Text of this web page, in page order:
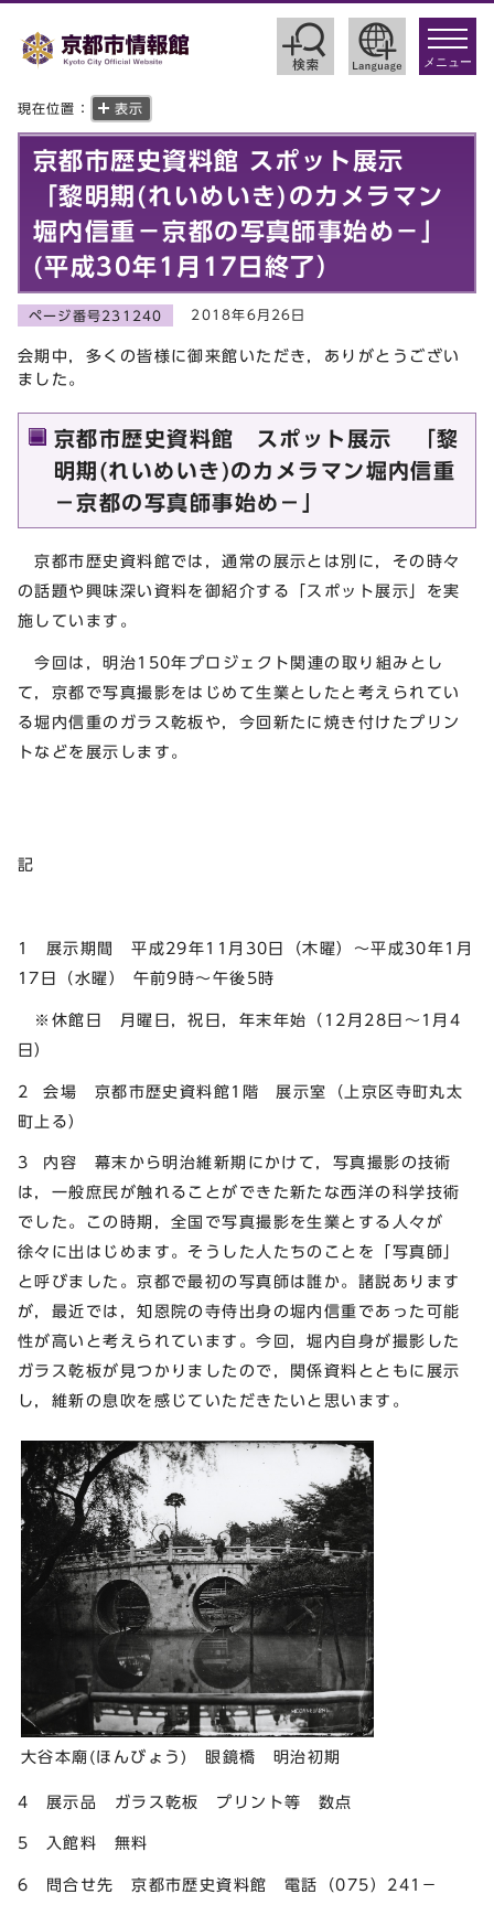
toggle
メニュー
現在位置： 表示
京都市歴史資料館 スポット展示
「黎明期(れいめいき)のカメラマン
堀内信重－京都の写真師事始め－」
(平成30年1月17日終了）
ページ番号231240 2018年6月26日
会期中，多くの皆様に御来館いただき，ありがとうござい
ました。
京都市歴史資料館 スポット展示 「黎
明期(れいめいき)のカメラマン堀内信重
－京都の写真師事始め－」
京都市歴史資料館では，通常の展示とは別に，その時々
の話題や興味深い資料を御紹介する「スポット展示」を実
施しています。
今回は，明治150年プロジェクト関連の取り組みとし
て，京都で写真撮影をはじめて生業としたと考えられてい
る堀内信重のガラス乾板や，今回新たに焼き付けたプリン
トなどを展示します。
記
1 展示期間 平成29年11月30日（木曜）～平成30年1月
17日（水曜） 午前9時～午後5時
※休館日 月曜日，祝日，年末年始（12月28日～1月4
日）
2 会場 京都市歴史資料館1階 展示室（上京区寺町丸太
町上る）
3 内容 幕末から明治維新期にかけて，写真撮影の技術
は，一般庶民が触れることができた新たな西洋の科学技術
でした。この時期，全国で写真撮影を生業とする人々が
徐々に出はじめます。そうした人たちのことを「写真師」
と呼びました。京都で最初の写真師は誰か。諸説あります
が，最近では，知恩院の寺侍出身の堀内信重であった可能
性が高いと考えられています。今回，堀内自身が撮影した
ガラス乾板が見つかりましたので，関係資料とともに展示
し，維新の息吹を感じていただきたいと思います。
大谷本廟(ほんびょう) 眼鏡橋 明治初期
4 展示品 ガラス乾板 プリント等 数点
5 入館料 無料
6 問合せ先 京都市歴史資料館 電話（075）241－